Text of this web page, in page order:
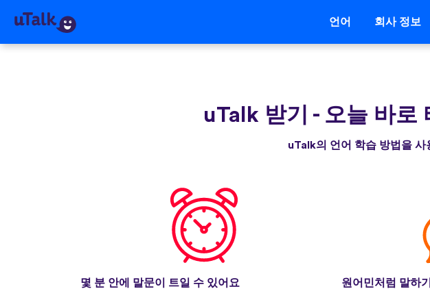
언어 회사 정보
uTalk 받기 - 오늘 바로
uTalk의 언어 학습 방법을
몇 분 안에 말문이 트일 수 있어요
원어민처럼 말하기